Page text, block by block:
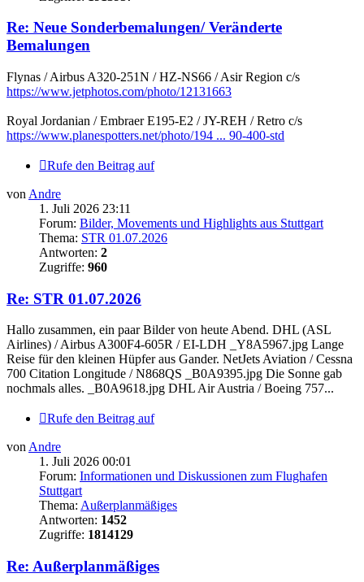
Re: Neue Sonderbemalungen/ Veränderte
Bemalungen
Flynas / Airbus A320-251N / HZ-NS66 / Asir Region c/s
https://www.jetphotos.com/photo/12131663
Royal Jordanian / Embraer E195-E2 / JY-REH / Retro c/s
https://www.planespotters.net/photo/194 ... 90-400-std
Rufe den Beitrag auf
von Andre
1. Juli 2026 23:11
Forum: Bilder, Movements und Highlights aus Stuttgart
Thema: STR 01.07.2026
Antworten: 2
Zugriffe: 960
Re: STR 01.07.2026
Hallo zusammen, ein paar Bilder von heute Abend. DHL (ASL
Airlines) / Airbus A300F4-605R / EI-LDH _Y8A5967.jpg Lange
Reise für den kleinen Hüpfer aus Gander. NetJets Aviation / Cessna
700 Citation Longitude / N868QS _B0A9395.jpg Die Sonne gab
nochmals alles. _B0A9618.jpg DHL Air Austria / Boeing 757...
Rufe den Beitrag auf
vonAndre
1. Juli 2026 00:01
Forum: Informationen und Diskussionen zum Flughafen
Stuttgart
Thema: Außerplanmäßiges
Antworten: 1452
Zugriffe: 1814129
Re: Außerplanmäßiges